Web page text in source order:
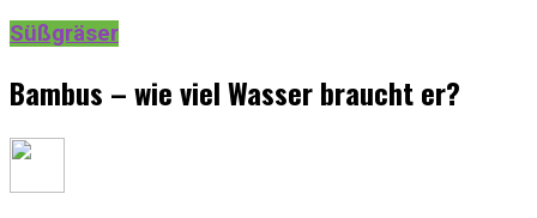
Süßgräser
Bambus – wie viel Wasser braucht er?